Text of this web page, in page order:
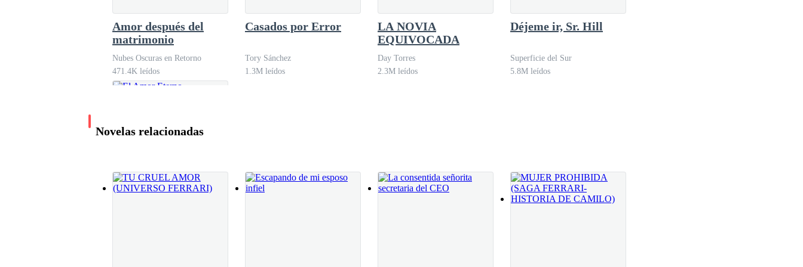
Amor después del
matrimonio
Nubes Oscuras en Retorno
471.4K leídos
Casados por Error
Tory Sánchez
1.3M leídos
LA NOVIA
EQUIVOCADA
Day Torres
2.3M leídos
Déjeme ir, Sr. Hill
Superficie del Sur
5.8M leídos
Novelas relacionadas